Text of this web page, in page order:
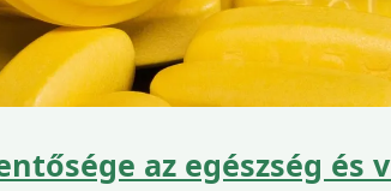
az egészség és